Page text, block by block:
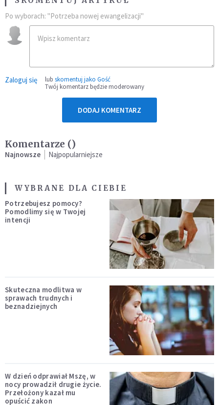
Po wyborach: "Potrzeba nowej ewangelizacji"
Zaloguj się lub skomentuj jako Gość
Twój komentarz będzie moderowany
DODAJ KOMENTARZ
Komentarze ()
Najnowsze Najpopularniejsze
WYBRANE DLA CIEBIE
Potrzebujesz pomocy?
Pomodlimy się w Twojej
intencji
Skuteczna modlitwa w
sprawach trudnych i
beznadziejnych
W dzień odprawiał Mszę, w
nocy prowadził drugie życie.
Przełożony kazał mu
opuścić zakon